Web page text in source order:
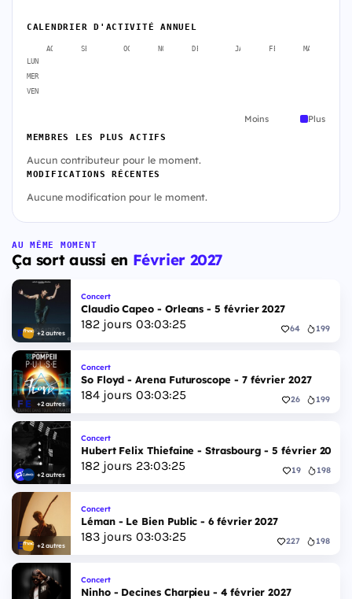
CALENDRIER D'ACTIVITÉ ANNUEL
AOÛT SEPT. OCT. NOV. DÉC. JANV. FÉVR. MARS
LUN
MER
VEN
Moins Plus
MEMBRES LES PLUS ACTIFS
Aucun contributeur pour le moment.
MODIFICATIONS RÉCENTES
Aucune modification pour le moment.
AU MÊME MOMENT
Ça sort aussi en Février 2027
+2 autres
Concert
Claudio Capeo - Orleans - 5 février 2027
182jours 03:03:24 64 199
+2 autres
Concert
So Floyd - Arena Futuroscope - 7 février 2027
184jours 03:03:24 26 199
+2 autres
Concert
Hubert Felix Thiefaine - Strasbourg - 5 février 2027
182jours 23:03:24 19 198
+2 autres
Concert
Léman - Le Bien Public - 6 février 2027
183jours 03:03:24 227 198
Concert
Ninho - Decines Charpieu - 4 février 2027